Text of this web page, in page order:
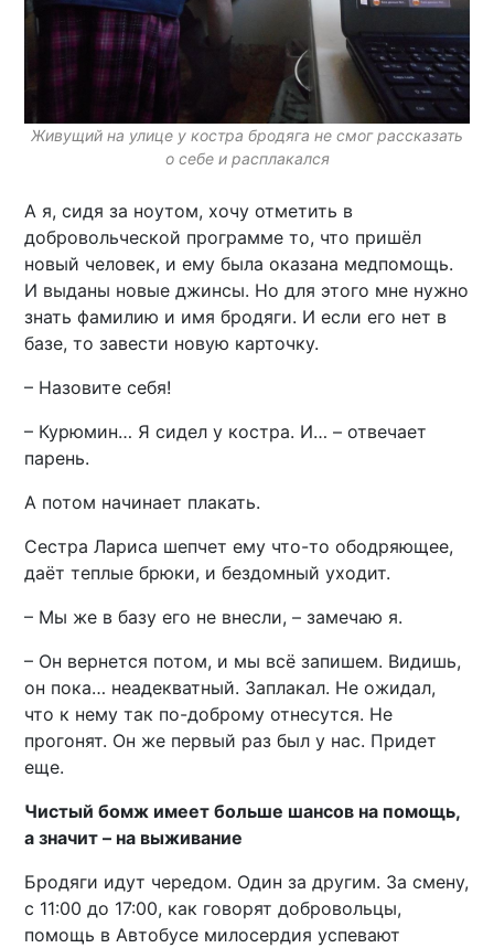
Живущий на улице у костра бродяга не смог рассказать
о себе и расплакался
А я, сидя за ноутом, хочу отметить в
добровольческой программе то, что пришёл
новый человек, и ему была оказана медпомощь.
И выданы новые джинсы. Но для этого мне нужно
знать фамилию и имя бродяги. И если его нет в
базе, то завести новую карточку.
– Назовите себя!
– Курюмин… Я сидел у костра. И… – отвечает
парень.
А потом начинает плакать.
Сестра Лариса шепчет ему что-то ободряющее,
даёт теплые брюки, и бездомный уходит.
– Мы же в базу его не внесли, – замечаю я.
– Он вернется потом, и мы всё запишем. Видишь,
он пока… неадекватный. Заплакал. Не ожидал,
что к нему так по-доброму отнесутся. Не
прогонят. Он же первый раз был у нас. Придет
еще.
Чистый бомж имеет больше шансов на помощь,
а значит – на выживание
Бродяги идут чередом. Один за другим. За смену,
с 11:00 до 17:00, как говорят добровольцы,
помощь в Автобусе милосердия успевают